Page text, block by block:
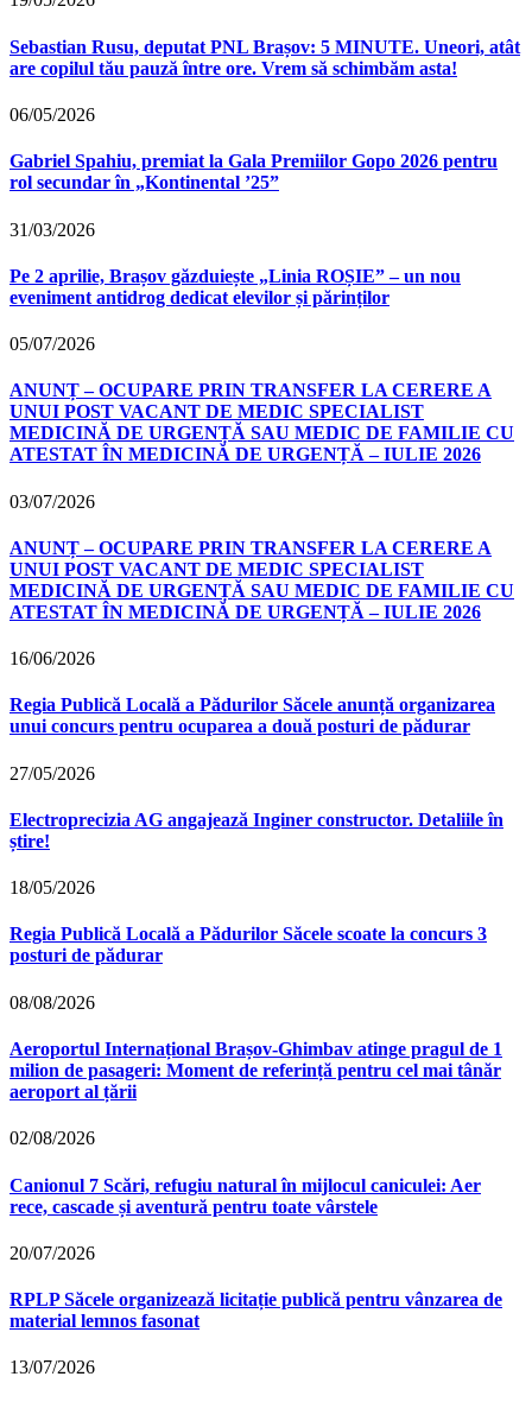
Sebastian Rusu, deputat PNL Brașov: 5 MINUTE. Uneori, atât
are copilul tău pauză între ore. Vrem să schimbăm asta!
06/05/2026
Gabriel Spahiu, premiat la Gala Premiilor Gopo 2026 pentru
rol secundar în „Kontinental ’25”
31/03/2026
Pe 2 aprilie, Brașov găzduiește „Linia ROȘIE” – un nou
eveniment antidrog dedicat elevilor și părinților
05/07/2026
ANUNȚ – OCUPARE PRIN TRANSFER LA CERERE A
UNUI POST VACANT DE MEDIC SPECIALIST
MEDICINĂ DE URGENȚĂ SAU MEDIC DE FAMILIE CU
ATESTAT ÎN MEDICINĂ DE URGENȚĂ – IULIE 2026
03/07/2026
ANUNȚ – OCUPARE PRIN TRANSFER LA CERERE A
UNUI POST VACANT DE MEDIC SPECIALIST
MEDICINĂ DE URGENȚĂ SAU MEDIC DE FAMILIE CU
ATESTAT ÎN MEDICINĂ DE URGENȚĂ – IULIE 2026
16/06/2026
Regia Publică Locală a Pădurilor Săcele anunță organizarea
unui concurs pentru ocuparea a două posturi de pădurar
27/05/2026
Electroprecizia AG angajează Inginer constructor. Detaliile în
știre!
18/05/2026
Regia Publică Locală a Pădurilor Săcele scoate la concurs 3
posturi de pădurar
08/08/2026
Aeroportul Internațional Brașov‑Ghimbav atinge pragul de 1
milion de pasageri: Moment de referință pentru cel mai tânăr
aeroport al țării
02/08/2026
Canionul 7 Scări, refugiu natural în mijlocul caniculei: Aer
rece, cascade și aventură pentru toate vârstele
20/07/2026
RPLP Săcele organizează licitație publică pentru vânzarea de
material lemnos fasonat
13/07/2026